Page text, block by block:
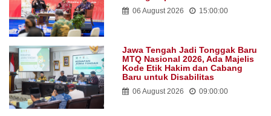
06 August 2026 15:00:00
Jawa Tengah Jadi Tonggak Baru
MTQ Nasional 2026, Ada Majelis
Kode Etik Hakim dan Cabang
Baru untuk Disabilitas
06 August 2026 09:00:00